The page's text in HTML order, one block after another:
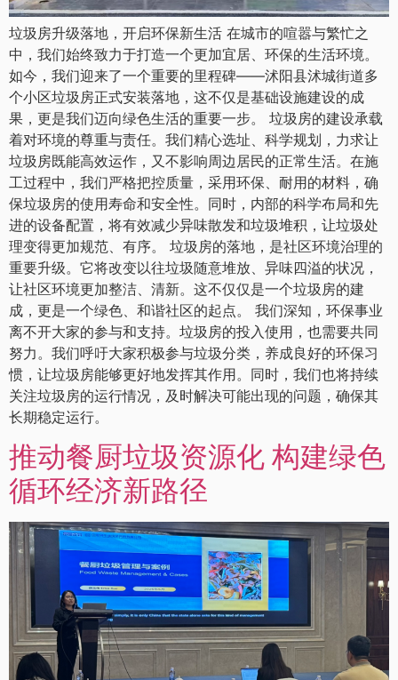
垃圾房升级落地，开启环保新生活 在城市的喧嚣与繁忙之
中，我们始终致力于打造一个更加宜居、环保的生活环境。
如今，我们迎来了一个重要的里程碑——沭阳县沭城街道多
个小区垃圾房正式安装落地，这不仅是基础设施建设的成
果，更是我们迈向绿色生活的重要一步。 垃圾房的建设承载
着对环境的尊重与责任。我们精心选址、科学规划，力求让
垃圾房既能高效运作，又不影响周边居民的正常生活。在施
工过程中，我们严格把控质量，采用环保、耐用的材料，确
保垃圾房的使用寿命和安全性。同时，内部的科学布局和先
进的设备配置，将有效减少异味散发和垃圾堆积，让垃圾处
理变得更加规范、有序。 垃圾房的落地，是社区环境治理的
重要升级。它将改变以往垃圾随意堆放、异味四溢的状况，
让社区环境更加整洁、清新。这不仅仅是一个垃圾房的建
成，更是一个绿色、和谐社区的起点。 我们深知，环保事业
离不开大家的参与和支持。垃圾房的投入使用，也需要共同
努力。我们呼吁大家积极参与垃圾分类，养成良好的环保习
惯，让垃圾房能够更好地发挥其作用。同时，我们也将持续
关注垃圾房的运行情况，及时解决可能出现的问题，确保其
长期稳定运行。
推动餐厨垃圾资源化 构建绿色
循环经济新路径